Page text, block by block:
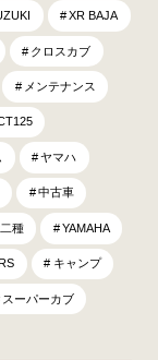
XR BAJA
クロスカブ
メンテナンス
ヤマハ
中古車
種 YAMAHA
キャンプ
スーパーカブ